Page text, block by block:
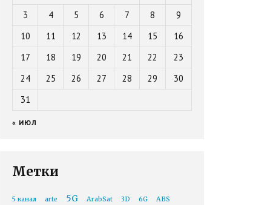
3
4 5 6 7 8
9
10
11 12 13 14 15
16
17
18 19 20 21 22
23
24
25 26 27 28 29
30
31
« ИЮЛ
Метки
5 канал arte 5G ArabSat 3D 6G ABS